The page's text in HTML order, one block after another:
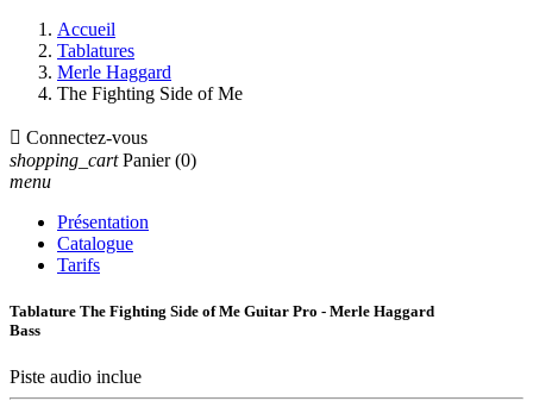
Accueil
Tablatures
Merle Haggard
The Fighting Side of Me
 Connectez-vous
shopping_cart Panier (0)
menu
Présentation
Catalogue
Tarifs
Tablature The Fighting Side of Me Guitar Pro - Merle Haggard
Bass
Piste audio inclue